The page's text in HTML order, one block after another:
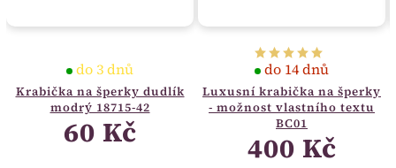
Krabička na šperky dudlík
modrý 18715-42
do 3 dnů
60 Kč
Luxusní krabička na šperky
- možnost vlastního textu
BC01
do 14 dnů
400 Kč